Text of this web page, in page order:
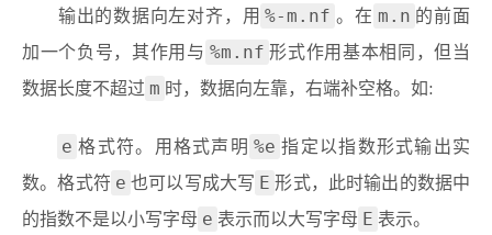
输出的数据向左对齐，用 %-m.nf 。在 m.n 的前面
加一个负号，其作用与 %m.nf 形式作用基本相同，但当
数据长度不超过 m 时，数据向左靠，右端补空格。如:
e 格式符。用格式声明 %e 指定以指数形式输出实
数。格式符 e 也可以写成大写 E 形式，此时输出的数据中
的指数不是以小写字母 e 表示而以大写字母 E 表示。